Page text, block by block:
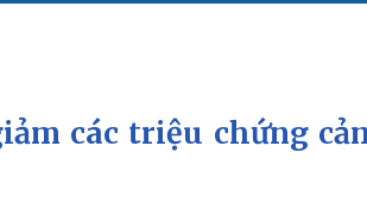
Infographic
các triệu chứng